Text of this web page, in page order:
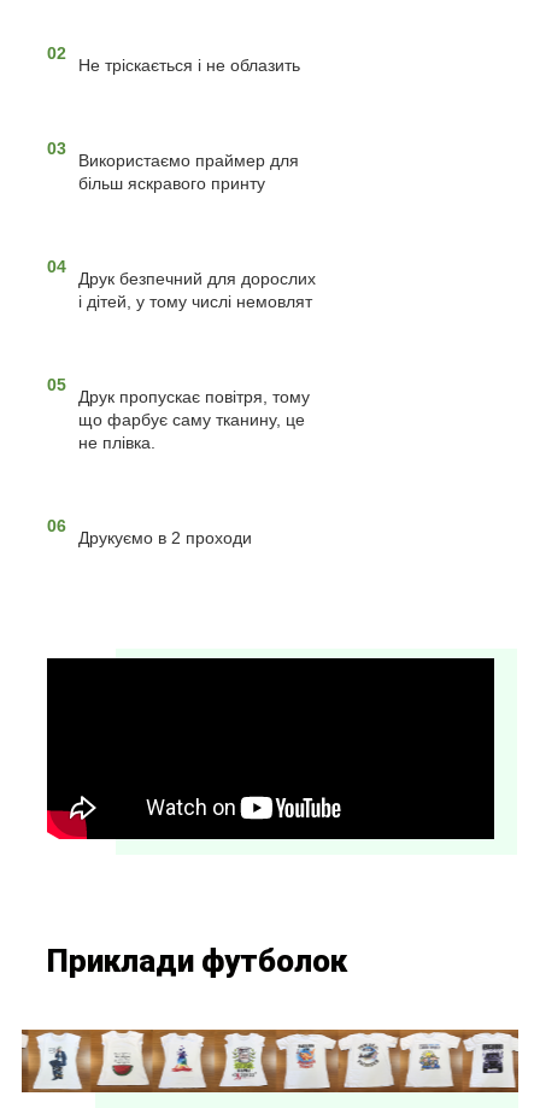
02
Не тріскається і не облазить
03
Використаємо праймер для
більш яскравого принту
04
Друк безпечний для дорослих
і дітей, у тому числі немовлят
05
Друк пропускає повітря, тому
що фарбує саму тканину, це
не плівка.
06
Друкуємо в 2 проходи
Приклади футболок